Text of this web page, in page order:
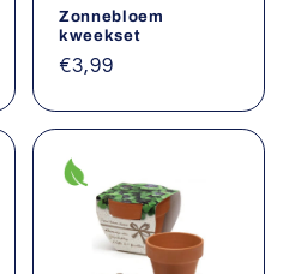
Zonnebloem
kweekset
Normale
€3,99